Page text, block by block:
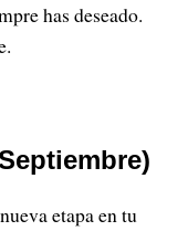
has deseado.
etapa en tu